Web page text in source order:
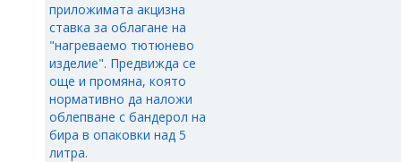
приложимата акцизна
ставка за облагане на
"нагреваемо тютюнево
изделие". Предвижда се
още и промяна, която
нормативно да наложи
облепване с бандерол на
бира в опаковки над 5
литра.